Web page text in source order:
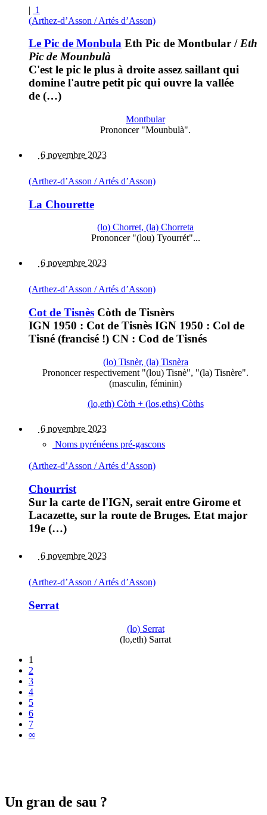
| 1
(Arthez-d’Asson / Artés d’Asson)
Le Pic de Monbula Eth Pic de Montbular /Eth
Pic de Mounbulà
C'est le pic le plus à droite assez saillant qui
domine l'autre petit pic qui ouvre la vallée
de (…)
Montbular
Prononcer "Mounbulà".
6 novembre 2023
(Arthez-d’Asson / Artés d’Asson)
La Chourette
(lo) Chorret, (la) Chorreta
Prononcer "(lou) Tyourrét"...
6 novembre 2023
(Arthez-d’Asson / Artés d’Asson)
Cot de Tisnès Còth de Tisnèrs
IGN 1950 : Cot de Tisnès IGN 1950 : Col de
Tisné (francisé !) CN : Cod de Tisnés
(lo) Tisnèr, (la) Tisnèra
Prononcer respectivement "(lou) Tisnè", "(la) Tisnère".
(masculin, féminin)
(lo,eth) Còth + (los,eths) Còths
6 novembre 2023
Noms pyrénéens pré-gascons
(Arthez-d’Asson / Artés d’Asson)
Chourrist
Sur la carte de l'IGN, serait entre Girome et
Lacazette, sur la route de Bruges. Etat major
19e (…)
6 novembre 2023
(Arthez-d’Asson / Artés d’Asson)
Serrat
(lo) Serrat
(lo,eth) Sarrat
1
2
3
4
5
6
7
∞
Un gran de sau ?